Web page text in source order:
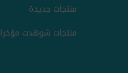
منتجات جديدة
منتجات شوهدت مؤخرا